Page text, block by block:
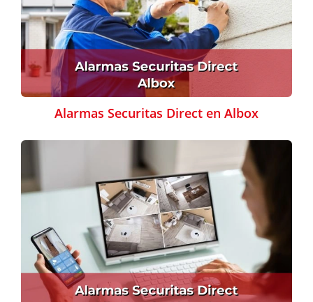
Alarmas Securitas Direct en Albox